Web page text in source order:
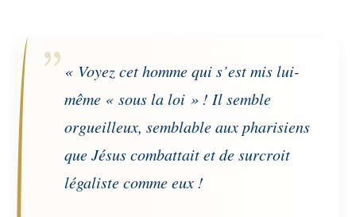
« Voyez cet homme qui s’est mis lui-
même « sous la loi » ! Il semble
orgueilleux, semblable aux pharisiens
que Jésus combattait et de surcroit
légaliste comme eux !